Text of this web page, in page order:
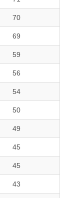
70
69
59
56
54
50
49
45
45
43